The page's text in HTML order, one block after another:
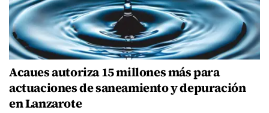
Acaues autoriza 15 millones más para
actuaciones de saneamiento y depuración
en Lanzarote